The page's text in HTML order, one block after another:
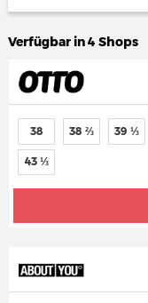
Verfügbar in 4 Shops
38 38 ⅔ 39 ⅓
43 ⅓